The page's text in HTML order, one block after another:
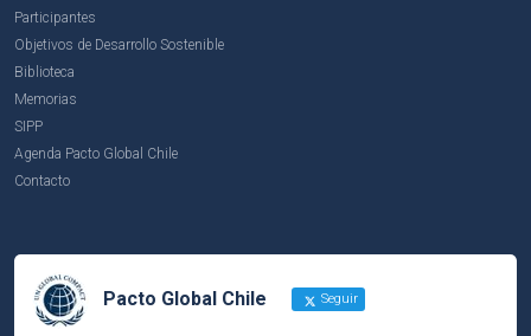
Participantes
Objetivos de Desarrollo Sostenible
Biblioteca
Memorias
SIPP
Agenda Pacto Global Chile
Contacto
Pacto Global Chile Seguir